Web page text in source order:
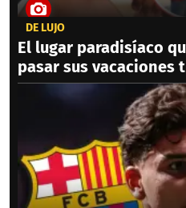
DE LUJO
El lugar paradisíaco
pasar sus vacaciones